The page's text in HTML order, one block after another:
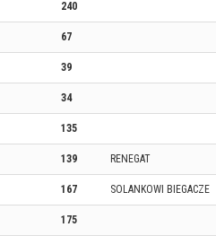
240
67
39
34
135
139 RENEGAT
167 SOLANKOWI BIEGACZE
175